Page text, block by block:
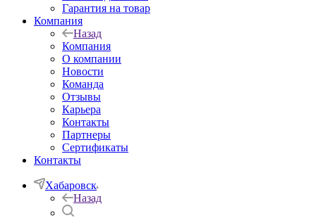
Гарантия на товар
Компания
Назад
Компания
О компании
Новости
Команда
Отзывы
Карьера
Контакты
Партнеры
Сертификаты
Контакты
Хабаровск
Назад